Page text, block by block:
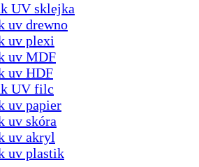
UV sklejka
uv drewno
uv plexi
uv MDF
uv HDF
UV filc
uv papier
uv skóra
uv akryl
uv plastik